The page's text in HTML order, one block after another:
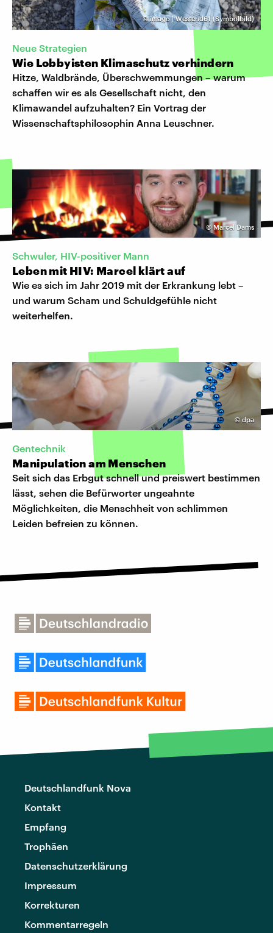
©imago | Westend61 (Symbolbild)
Neue Strategien
Wie Lobbyisten Klimaschutz verhindern
Hitze, Waldbrände, Überschwemmungen – warum
schaffen wir es als Gesellschaft nicht, den
Klimawandel aufzuhalten? Ein Vortrag der
Wissenschaftsphilosophin Anna Leuschner.
©Marcel Dams
Schwuler, HIV-positiver Mann
Leben mit HIV: Marcel klärt auf
Wie es sich im Jahr 2019 mit der Erkrankung lebt –
und warum Scham und Schuldgefühle nicht
weiterhelfen.
© dpa
Gentechnik
Manipulation am Menschen
Seit sich das Erbgut schnell und preiswert bestimmen
lässt, sehen die Befürworter ungeahnte
Möglichkeiten, die Menschheit von schlimmen
Leiden befreien zu können.
Deutschlandfunk Nova
Kontakt
Empfang
Trophäen
Datenschutzerklärung
Impressum
Korrekturen
Kommentarregeln